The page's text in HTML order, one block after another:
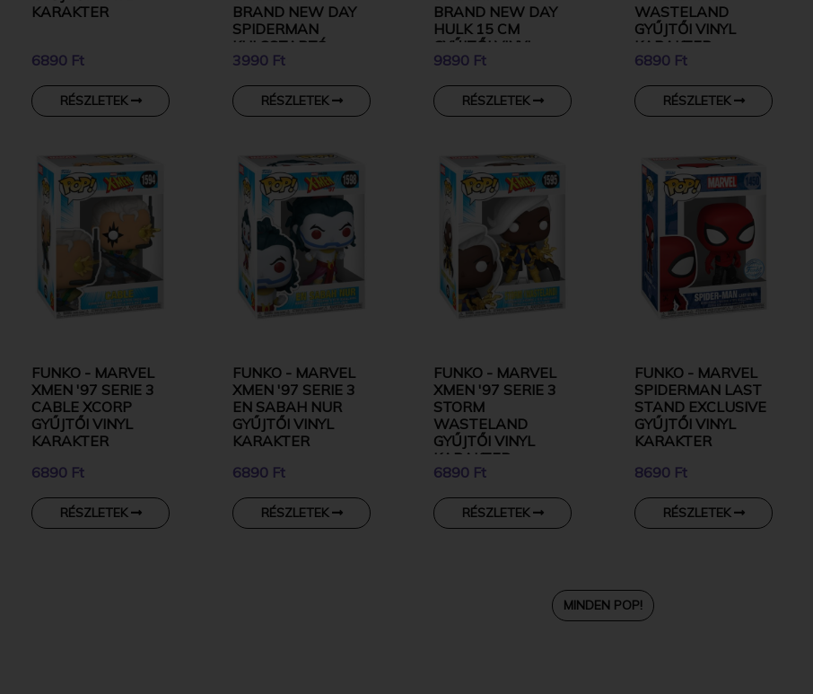
KARAKTER
6890 Ft
RÉSZLETEK
BRAND NEW DAY
SPIDERMAN
KULCSTARTÓ
3990 Ft
RÉSZLETEK
BRAND NEW DAY
HULK 15 CM
GYŰJTŐI VINYL
KARAKTER
9890 Ft
RÉSZLETEK
WASTELAND
GYŰJTŐI VINYL
KARAKTER
6890 Ft
RÉSZLETEK
FUNKO - MARVEL
XMEN '97 SERIE 3
CABLE XCORP
GYŰJTŐI VINYL
KARAKTER
6890 Ft
RÉSZLETEK
FUNKO - MARVEL
XMEN '97 SERIE 3
EN SABAH NUR
GYŰJTŐI VINYL
KARAKTER
6890 Ft
RÉSZLETEK
FUNKO - MARVEL
XMEN '97 SERIE 3
STORM
WASTELAND
GYŰJTŐI VINYL
KARAKTER
6890 Ft
RÉSZLETEK
FUNKO - MARVEL
SPIDERMAN LAST
STAND EXCLUSIVE
GYŰJTŐI VINYL
KARAKTER
8690 Ft
RÉSZLETEK
MINDEN POP!